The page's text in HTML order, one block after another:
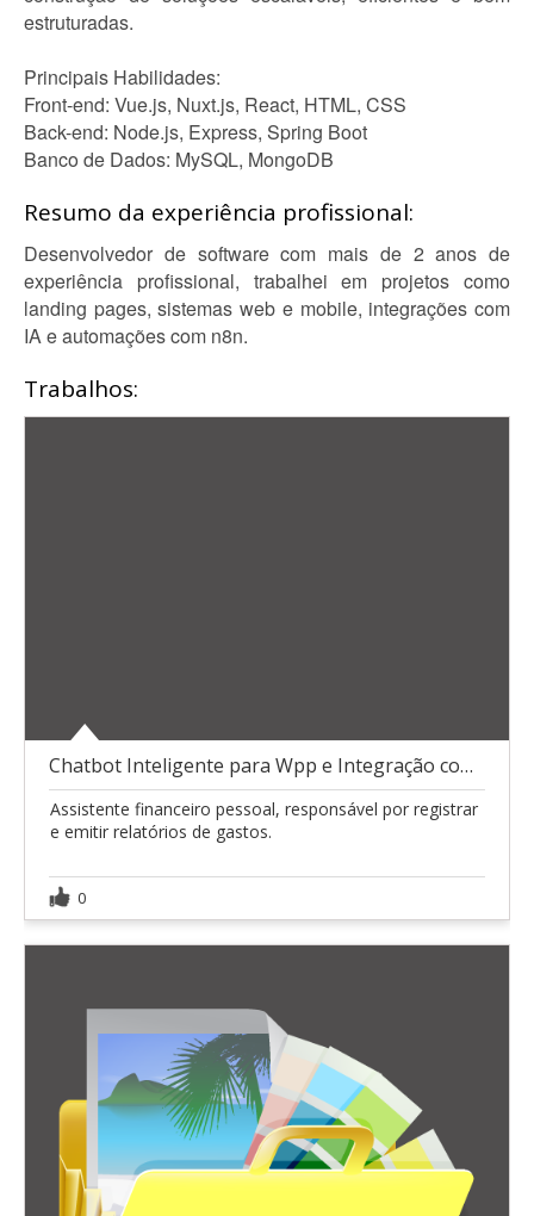
estruturadas.
Principais Habilidades:
Front-end: Vue.js, Nuxt.js, React, HTML, CSS
Back-end: Node.js, Express, Spring Boot
Banco de Dados: MySQL, MongoDB
Resumo da experiência profissional:
Desenvolvedor de software com mais de 2 anos de
experiência profissional, trabalhei em projetos como
landing pages, sistemas web e mobile, integrações com
IA e automações com n8n.
Trabalhos:
Chatbot Inteligente para Wpp e Integração com IA
Assistente financeiro pessoal, responsável por registrar
e emitir relatórios de gastos.
0